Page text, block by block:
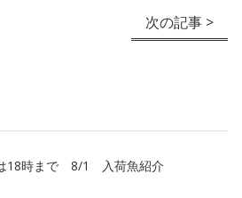
次の記事 >
18時まで 8/1 入荷魚紹介